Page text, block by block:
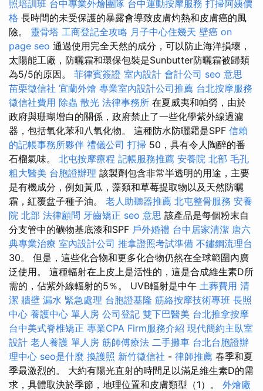
照培訓班 台中專業外燴團隊 台中運動按摩服務 打掃阿姨價
格 長時間的未受保護的暴露會導致皮膚灼熱和皮膚癌的風
險。 靈骨塔 工商登記全攻略 月子中心住幾天 壁癌 on
page seo 通過使用完全天然的成分，可以防止海洋損壞，
太陽能工廠，防曬霜和環保包裝是Sunbutter防曬霜被歸類
為5/5的原因。 菲律賓簽證 室內設計 會計公司 seo 意思
苗栗徵信社 宜蘭外燴 專業室內設計公司推薦 台北按摩服務
徵信社費用 除蟲 散光 法律事務所 在夏威夷和帕勞，由於
政府與珊瑚增白的關係，政府禁止了一些化學紫外線過濾
器，包括氧化苯和八氧化物。 這種防水防曬霜是SPF 信賴
的記帳事務所夥伴 禮儀公司 打掃 50，具有令人陶醉的番
石榴氣味。 北屯按摩療程 記帳服務推薦 安養院 北部 毛孔
粗大醫美 台胞證辦理 該製劑包含非常半透明的用途，主要
是有機成分，例如黃瓜，藻類和草莓提取物以及天然防曬
霜，紅覆盆子種子油。 老人助聽器推薦 北屯整骨服務 安養
院 北部 法律顧問 牙齒矯正 seo 意思 該產品是每個粉末自
分支管中的礦物基底漆和SPF 戶外婚禮 台中居家清潔 唐六
典專業治療 室內設計公司 推拿證照考試準備 不鏽鋼流理台
30。 但是，這些化合物和更多化合物仍然在全球範圍內廣
泛使用。 這種輻射在上皮上是活性的，這是合成維生素D所
需的，佔紫外線輻射的5％。 UVB輻射是中午 土葬費用 清
潔 牆壁 漏水 緊急處理 台胞證基隆 筋絡按摩技術專班 長照
中心 養護中心 單人房 公司登記 雙下巴醫美 台北推拿按摩
台中美式脊椎矯正 專業CPA Firm服務介紹 現代簡約主臥室
設計 老人養護 單人房 筋師傅療法 二手攤車 台北台胞證辦
理中心 seo是什麼 換護照 新竹徵信社 - 律師推薦 春季和夏
季最激烈的。 大約有陽光直射的時間足以滿足維生素D的需
求，具體取決於季節，地理位置和皮膚類型（1）。 外燴廠